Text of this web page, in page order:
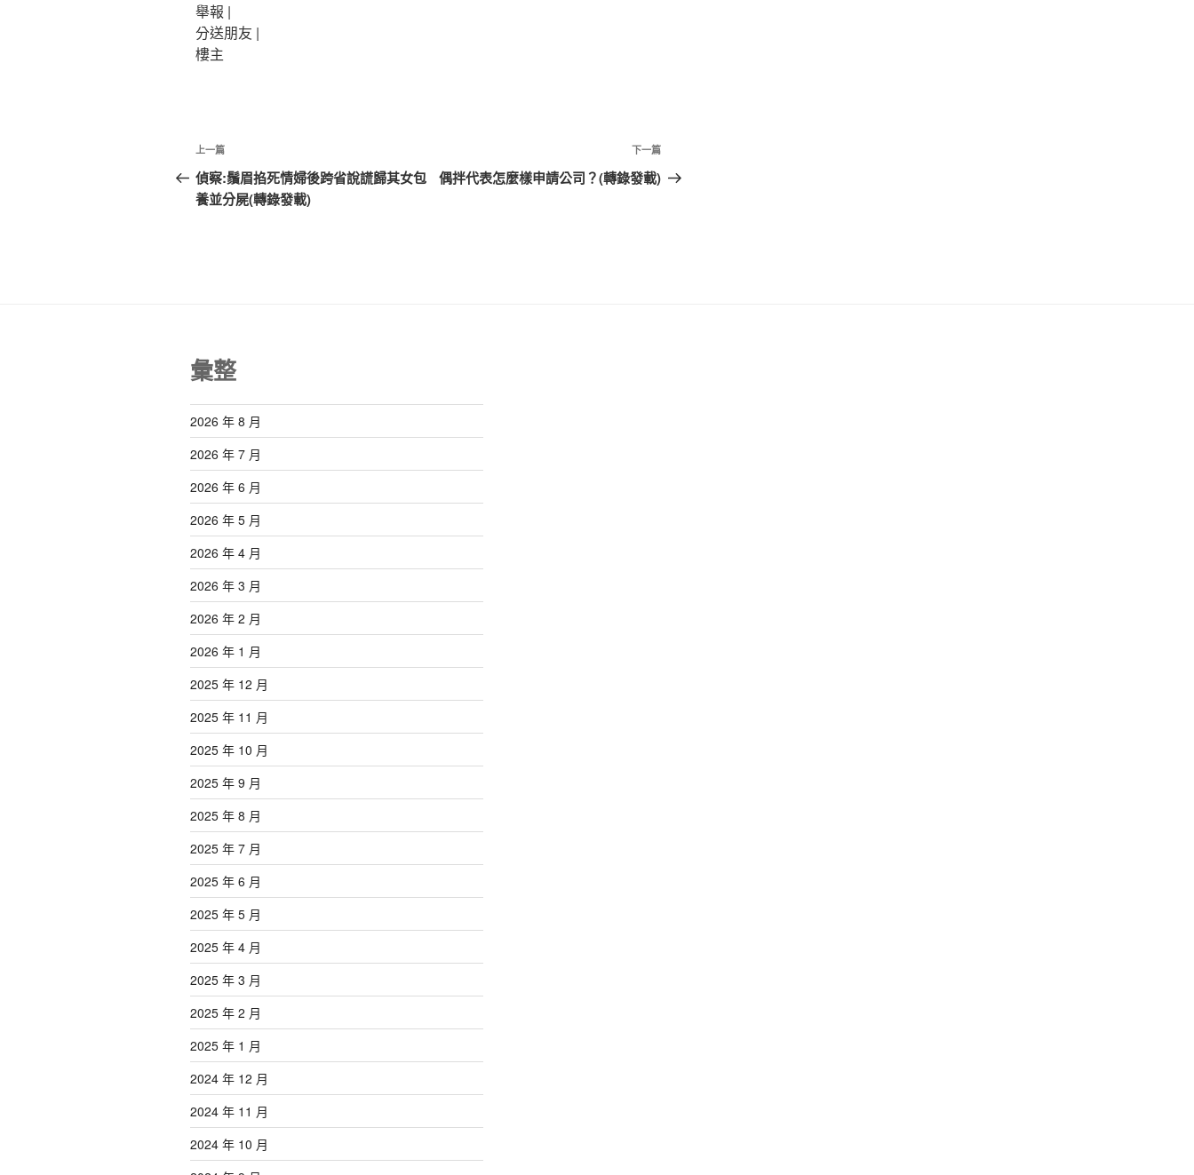
舉報 |
分送朋友 |
樓主
文
章
導
上
一
篇
上一篇
偵察:鬚眉掐死情婦後跨省說謊歸其女包
養並分屍(轉錄發載)
下
一
下一篇
偶拌代表怎麼樣申請公司？(轉錄發載)
彙整
2026 年 8 月
2026 年 7 月
2026 年 6 月
2026 年 5 月
2026 年 4 月
2026 年 3 月
2026 年 2 月
2026 年 1 月
2025 年 12 月
2025 年 11 月
2025 年 10 月
2025 年 9 月
2025 年 8 月
2025 年 7 月
2025 年 6 月
2025 年 5 月
2025 年 4 月
2025 年 3 月
2025 年 2 月
2025 年 1 月
2024 年 12 月
2024 年 11 月
2024 年 10 月